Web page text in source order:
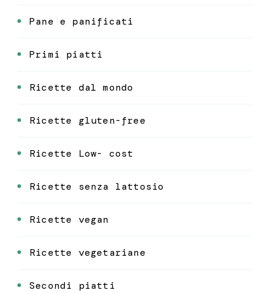
Pane e panificati
Primi piatti
Ricette dal mondo
Ricette gluten-free
Ricette Low- cost
Ricette senza lattosio
Ricette vegan
Ricette vegetariane
Secondi piatti